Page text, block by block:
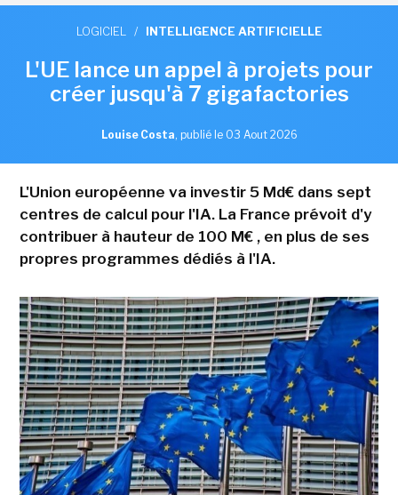
LOGICIEL / INTELLIGENCE ARTIFICIELLE
L'UE lance un appel à projets pour
créer jusqu'à 7 gigafactories
Louise Costa, publié le 03 Aout 2026
L'Union européenne va investir 5 Md€ dans sept
centres de calcul pour l'IA. La France prévoit d'y
contribuer à hauteur de 100 M€ , en plus de ses
propres programmes dédiés à l'IA.